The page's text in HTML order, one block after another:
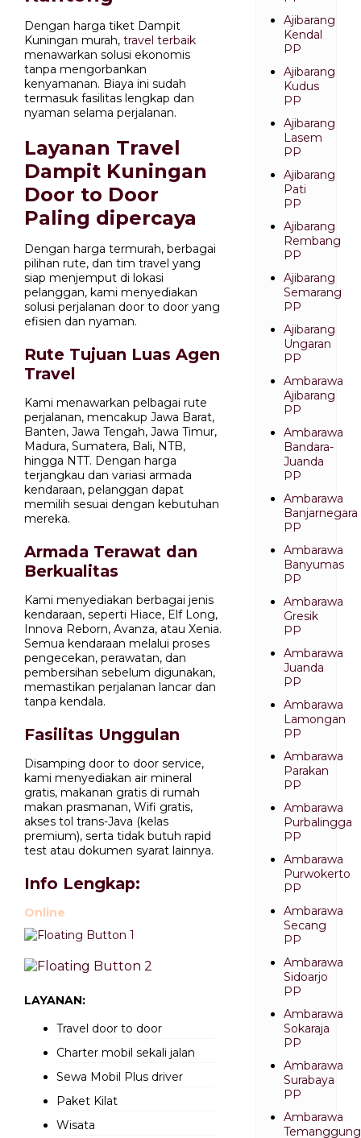
Dengan harga tiket Dampit
Kuningan murah, travel terbaik
menawarkan solusi ekonomis
tanpa mengorbankan
kenyamanan. Biaya ini sudah
termasuk fasilitas lengkap dan
nyaman selama perjalanan.
Layanan Travel
Dampit Kuningan
Door to Door
Paling dipercaya
Dengan harga termurah, berbagai
pilihan rute, dan tim travel yang
siap menjemput di lokasi
pelanggan, kami menyediakan
solusi perjalanan door to door yang
efisien dan nyaman.
Rute Tujuan Luas Agen
Travel
Kami menawarkan pelbagai rute
perjalanan, mencakup Jawa Barat,
Banten, Jawa Tengah, Jawa Timur,
Madura, Sumatera, Bali, NTB,
hingga NTT. Dengan harga
terjangkau dan variasi armada
kendaraan, pelanggan dapat
memilih sesuai dengan kebutuhan
mereka.
Armada Terawat dan
Berkualitas
Kami menyediakan berbagai jenis
kendaraan, seperti Hiace, Elf Long,
Innova Reborn, Avanza, atau Xenia.
Semua kendaraan melalui proses
pengecekan, perawatan, dan
pembersihan sebelum digunakan,
memastikan perjalanan lancar dan
tanpa kendala.
Fasilitas Unggulan
Disamping door to door service,
kami menyediakan air mineral
gratis, makanan gratis di rumah
makan prasmanan, Wifi gratis,
akses tol trans-Java (kelas
premium), serta tidak butuh rapid
test atau dokumen syarat lainnya.
Info Lengkap:
Online
LAYANAN:
Travel door to door
Charter mobil sekali jalan
Sewa Mobil Plus driver
Paket Kilat
Wisata
Ajibarang
Kendal
PP
Ajibarang
Kudus
PP
Ajibarang
Lasem
PP
Ajibarang
Pati
PP
Ajibarang
Rembang
PP
Ajibarang
Semarang
PP
Ajibarang
Ungaran
PP
Ambarawa
Ajibarang
PP
Ambarawa
Bandara-
Juanda
PP
Ambarawa
Banjarnegara
PP
Ambarawa
Banyumas
PP
Ambarawa
Gresik
PP
Ambarawa
Juanda
PP
Ambarawa
Lamongan
PP
Ambarawa
Parakan
PP
Ambarawa
Purbalingga
PP
Ambarawa
Purwokerto
PP
Ambarawa
Secang
PP
Ambarawa
Sidoarjo
PP
Ambarawa
Sokaraja
PP
Ambarawa
Surabaya
PP
Ambarawa
Temanggung